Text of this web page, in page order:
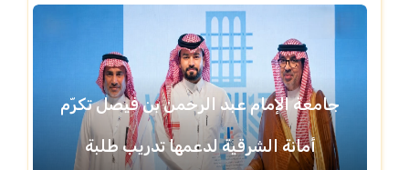
جامعة الإمام عبد الرحمن بن فيصل تكرّم
أمانة الشرقية لدعمها تدريب طلبة